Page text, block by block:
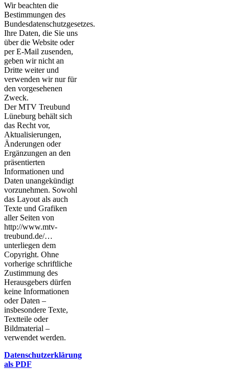
Wir beachten die
Bestimmungen des
Bundesdatenschutzgesetzes.
Ihre Daten, die Sie uns
über die Website oder
per E-Mail zusenden,
geben wir nicht an
Dritte weiter und
verwenden wir nur für
den vorgesehenen
Zweck.
Der MTV Treubund
Lüneburg behält sich
das Recht vor,
Aktualisierungen,
Änderungen oder
Ergänzungen an den
präsentierten
Informationen und
Daten unangekündigt
vorzunehmen. Sowohl
das Layout als auch
Texte und Grafiken
aller Seiten von
http://www.mtv-
treubund.de/…
unterliegen dem
Copyright. Ohne
vorherige schriftliche
Zustimmung des
Herausgebers dürfen
keine Informationen
oder Daten –
insbesondere Texte,
Textteile oder
Bildmaterial –
verwendet werden.
Datenschutzerklärung
als PDF